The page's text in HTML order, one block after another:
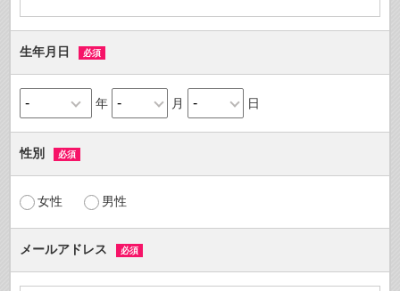
生年月日 必須
年 月 日
性別 必須
女性 男性
メールアドレス 必須